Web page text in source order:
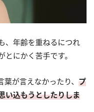
、年齢を重ねるにつれ
にかく苦手です。
が言えなかったり、 プ
い込もうとしたりしま